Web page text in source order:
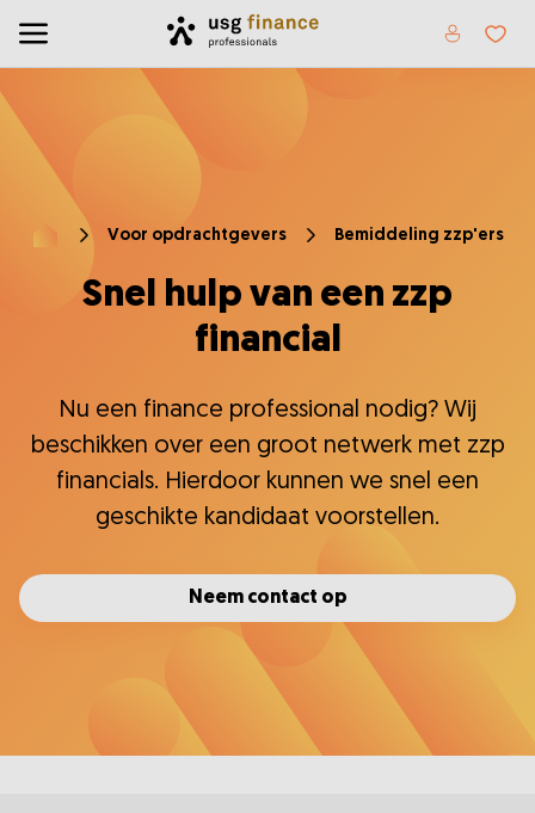
Toggle menu
Home
Home
Voor opdrachtgevers Bemiddeling zzp'ers
Snel hulp van een zzp
financial
Nu een finance professional nodig? Wij
beschikken over een groot netwerk met zzp
financials. Hierdoor kunnen we snel een
geschikte kandidaat voorstellen.
Neem contact op